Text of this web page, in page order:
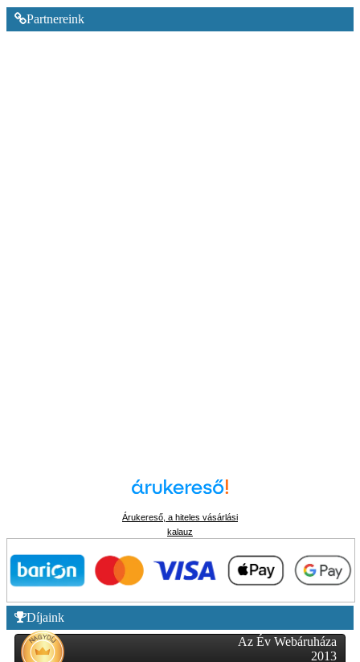
Partnereink
Árukereső, a hiteles vásárlási
kalauz
Díjaink
Az Év Webáruháza
2013